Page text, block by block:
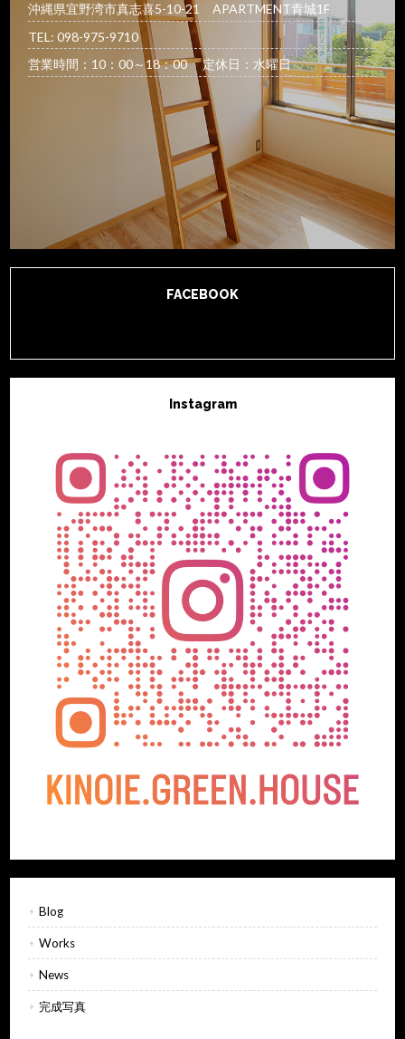
沖縄県宜野湾市真志喜5-10-21 APARTMENT青城1F
TEL: 098-975-9710
営業時間：10：00～18：00 定休日：水曜日
FACEBOOK
Instagram
Blog
Works
News
完成写真